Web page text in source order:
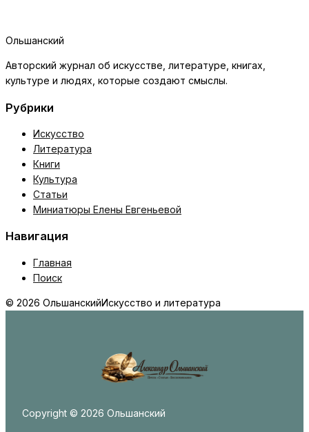
Ольшанский
Авторский журнал об искусстве, литературе, книгах,
культуре и людях, которые создают смыслы.
Рубрики
Искусство
Литература
Книги
Культура
Статьи
Миниатюры Елены Евгеньевой
Навигация
Главная
Поиск
© 2026 ОльшанскийИскусство и литература
Copyright © 2026 Ольшанский